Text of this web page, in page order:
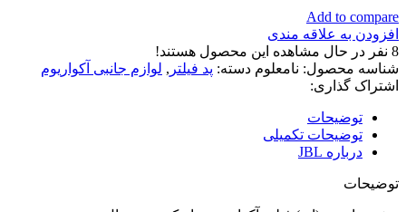
Add to compare
افزودن به علاقه مندی
8 نفر در حال مشاهده این محصول هستند!
شناسه محصول: نامعلوم دسته: پد فیلتر , لوازم جانبی آکواریوم
اشتراک گذاری:
توضیحات
توضیحات تکمیلی
درباره JBL
توضیحات